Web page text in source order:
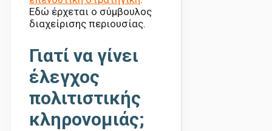
Εδώ έρχεται ο σύμβουλος
διαχείρισης περιουσίας.
Γιατί να γίνει
έλεγχος
πολιτιστικής
κληρονομιάς;